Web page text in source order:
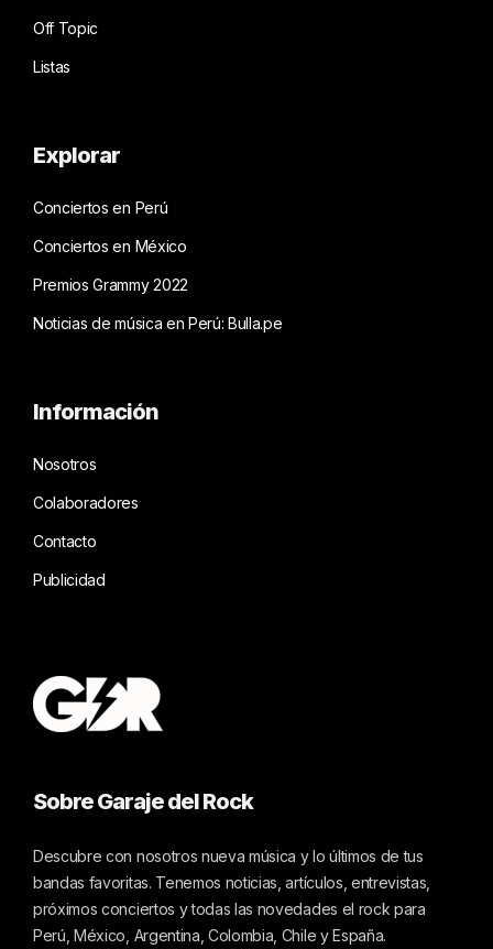
Off Topic
Listas
Explorar
Conciertos en Perú
Conciertos en México
Premios Grammy 2022
Noticias de música en Perú: Bulla.pe
Información
Nosotros
Colaboradores
Contacto
Publicidad
Sobre Garaje del Rock
Descubre con nosotros nueva música y lo últimos de tus
bandas favoritas. Tenemos noticias, artículos, entrevistas,
próximos conciertos y todas las novedades el rock para
Perú, México, Argentina, Colombia, Chile y España.